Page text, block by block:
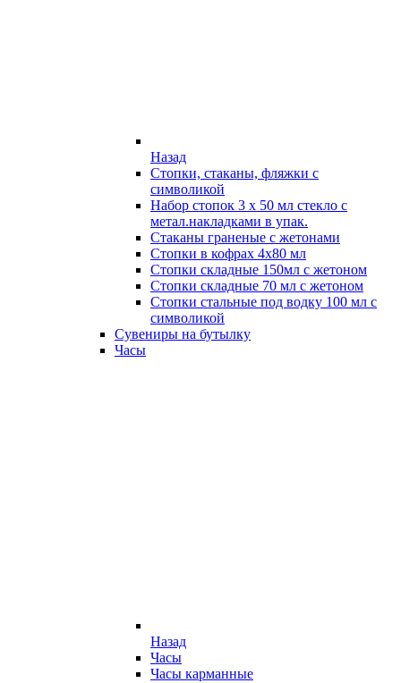
Назад
Стопки, стаканы, фляжки с
символикой
Набор стопок 3 х 50 мл стекло с
метал.накладками в упак.
Стаканы граненые с жетонами
Стопки в кофрах 4х80 мл
Стопки складные 150мл с жетоном
Стопки складные 70 мл с жетоном
Стопки стальные под водку 100 мл с
символикой
Сувениры на бутылку
Часы
Назад
Часы
Часы карманные